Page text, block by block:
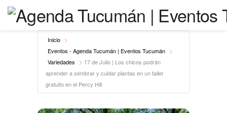
Inicio
Eventos - Agenda Tucumán | Eventos Tucumán
Variedades
17 de Julio | Los chicos podrán
aprender a sembrar y cuidar plantas en un taller
gratuito en el Percy Hill